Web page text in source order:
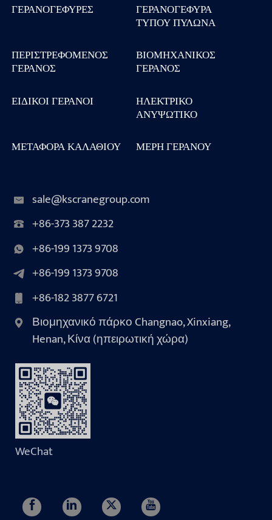
ΓΕΡΑΝΟΓΈΦΥΡΕΣ ΓΕΡΑΝΟΓΈΦΥΡΑ
ΤΎΠΟΥ ΠΥΛΏΝΑ
ΠΕΡΙΣΤΡΕΦΌΜΕΝΟΣ
ΓΕΡΑΝΌΣ
ΒΙΟΜΗΧΑΝΙΚΌΣ
ΓΕΡΑΝΌΣ
ΕΙΔΙΚΟΊ ΓΕΡΑΝΟΊ
ΗΛΕΚΤΡΙΚΌ
ΑΝΥΨΩΤΙΚΌ
ΜΕΤΑΦΟΡΆ ΚΑΛΑΘΙΟΎ
ΜΈΡΗ ΓΕΡΑΝΟΎ
sale@kscranegroup.com
+86-373 387 2232
+86-199 1373 9708
+86-199 1373 9708
+86-182 3877 6721
Βιομηχανικό πάρκο Changnao, Xinxiang,
Henan, Κίνα (ηπειρωτική χώρα)
WeChat